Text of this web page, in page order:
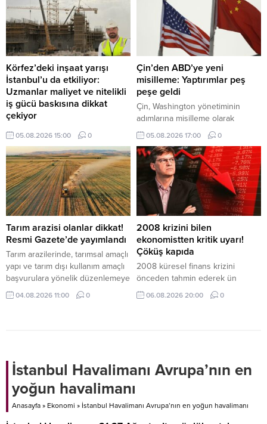
ünitesindeki türbin tesisi
sistemlerinin buhar almaya hazır
hale geldiğini gösteren kritik test
başarıyla yürütüldü.
erdirmek yerine ücrette indirime
gidilmesini teklif etti
Körfez’deki inşaat yarışı
İstanbul’u da etkiliyor:
Uzmanlar maliyet ve nitelikli
iş gücü baskısına dikkat
çekiyor
Körfez ülkelerinde hızlanan otel,
konut ve karma kullanım projeleri,
yalnızca bölgesel bir yatırım
hareketi olarak değil, Türkiye’deki
inşaat ekosistemini de etkileyen
yeni bir dalga olarak
değerlendiriliyor.
05.08.2026 15:00 0
Çin’den ABD’ye yeni
misilleme: Yaptırımlar peş
peşe geldi
Çin, Washington yönetiminin
adımlarına misilleme olarak
ABD'ye İHA ihracatını yasaklayan
ve 6 Amerikan şirketine yaptırım
öngören yeni düzenlemelerini
duyurdu.
05.08.2026 17:00 0
Tarım arazisi olanlar dikkat!
Resmi Gazete’de yayımlandı
Tarım arazilerinde, tarımsal amaçlı
yapı ve tarım dışı kullanım amaçlı
başvurulara yönelik düzenlemeye
gidildi.
04.08.2026 11:00 0
2008 krizini bilen
ekonomistten kritik uyarı!
Çöküş kapıda
2008 küresel finans krizini
önceden tahmin ederek ün
kazanan yatırımcı Michael Burry,
ABD borsalarındaki yükselişe
06.08.2026 20:00 0
İstanbul Havalimanı Avrupa’nın en
yoğun havalimanı
Anasayfa » Ekonomi » İstanbul Havalimanı Avrupa’nın en yoğun havalimanı